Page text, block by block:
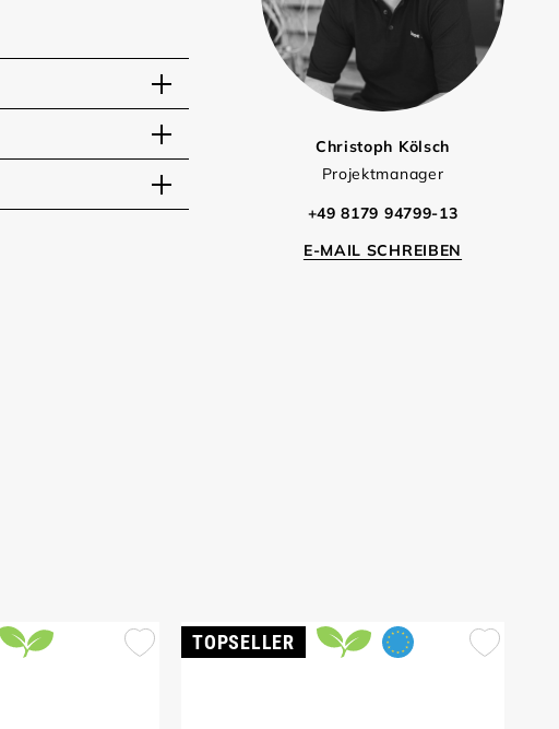
Christoph Kölsch
Projektmanager
+49 8179 94799-13
E-MAIL SCHREIBEN
TOPSELLER